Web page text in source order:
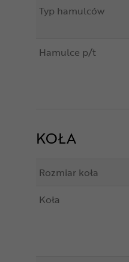
Typ hamulców
Hamulce p/t
KOŁA
Rozmiar koła
Koła